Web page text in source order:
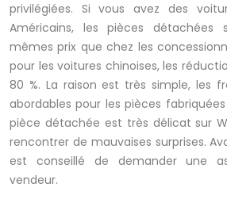
privilégiées. Si vous avez des
Américains, les pièces détachées
mêmes prix que chez les
pour les voitures chinoises, les
80 %. La raison est très simple, les
abordables pour les pièces
pièce détachée est très délicat sur
rencontrer de mauvaises surprises.
est conseillé de demander une
vendeur.